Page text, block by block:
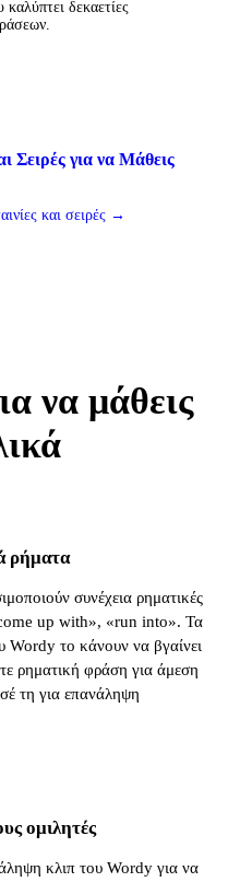
δεκαετίες
Σειρές για να Μάθεις
και σειρές →
να μάθεις
ρήματα
συνέχεια ρηματικές
up with», «run into». Τα
Wordy το κάνουν να βγαίνει
ρηματική φράση για άμεση
τη για επανάληψη
ομιλητές
κλιπ του Wordy για να